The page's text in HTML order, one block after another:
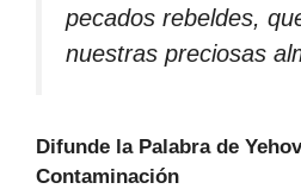
pecados rebeldes,
nuestras preciosas
Difunde la Palabra de
Contaminación